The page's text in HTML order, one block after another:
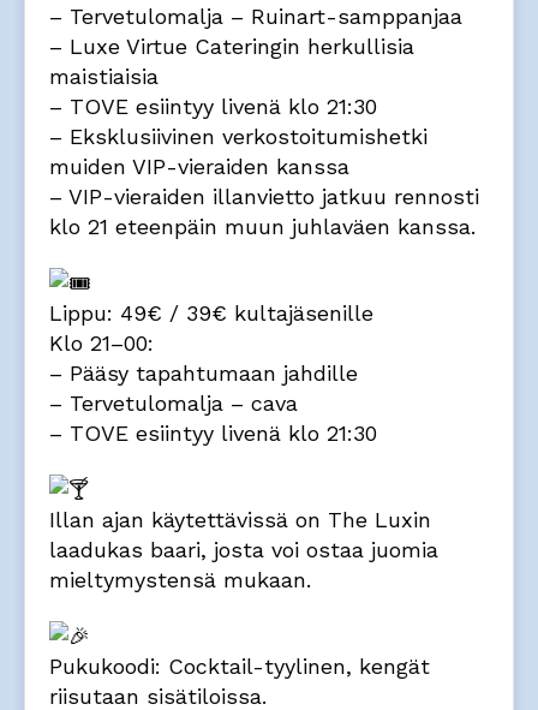
– Tervetulomalja – Ruinart-samppanjaa
– Luxe Virtue Cateringin herkullisia
maistiaisia
– TOVE esiintyy livenä klo 21:30
– Eksklusiivinen verkostoitumishetki
muiden VIP-vieraiden kanssa
– VIP-vieraiden illanvietto jatkuu rennosti
klo 21 eteenpäin muun juhlaväen kanssa.
Lippu: 49€ / 39€ kultajäsenille
Klo 21–00:
– Pääsy tapahtumaan jahdille
– Tervetulomalja – cava
– TOVE esiintyy livenä klo 21:30
Illan ajan käytettävissä on The Luxin
laadukas baari, josta voi ostaa juomia
mieltymystensä mukaan.
Pukukoodi: Cocktail-tyylinen, kengät
riisutaan sisätiloissa.